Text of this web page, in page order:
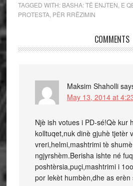
TAGGED WITH: BASHA: TË ENJTEN E
PROTESTA, PËR RRËZIMIN
COMMENTS
Maksim Shaholli
May 13, 2014 at
Njè ish votues i PD-sé!Qè kur
kolltuqet,nuk dinè gjuhè tjetèr
vreri,helmi,mashtrimi tè shumè
ngjyrshèm.Berisha ishte né
poshtèrsia,puçi,mashtrimi i
por lekèt humbèn,dhe as erèn